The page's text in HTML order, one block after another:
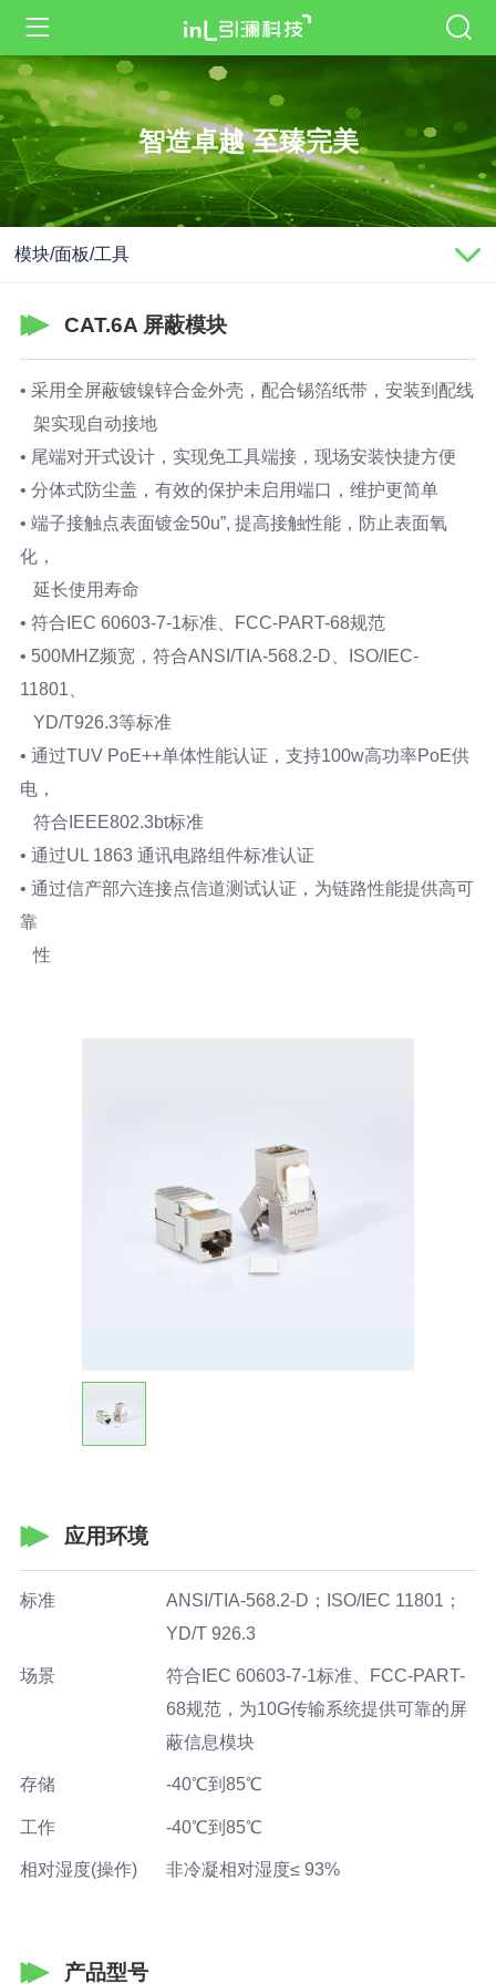
智造卓越 至臻完美
模块/面板/工具
CAT.6A 屏蔽模块
• 采用全屏蔽镀镍锌合金外壳，配合锡箔纸带，安装到配线
架实现自动接地
• 尾端对开式设计，实现免工具端接，现场安装快捷方便
• 分体式防尘盖，有效的保护未启用端口，维护更简单
• 端子接触点表面镀金50u”, 提高接触性能，防止表面氧
化，
延长使用寿命
• 符合IEC 60603-7-1标准、FCC-PART-68规范
• 500MHZ频宽，符合ANSI/TIA-568.2-D、ISO/IEC-
11801、
YD/T926.3等标准
• 通过TUV PoE++单体性能认证，支持100w高功率PoE供
电，
符合IEEE802.3bt标准
• 通过UL 1863 通讯电路组件标准认证
• 通过信产部六连接点信道测试认证，为链路性能提供高可
靠
性
应用环境
标准
ANSI/TIA-568.2-D；ISO/IEC 11801；
YD/T 926.3
场景
符合IEC 60603-7-1标准、FCC-PART-
68规范，为10G传输系统提供可靠的屏
蔽信息模块
存储 -40℃到85℃
工作 -40℃到85℃
相对湿度(操作) 非冷凝相对湿度≤ 93%
产品型号